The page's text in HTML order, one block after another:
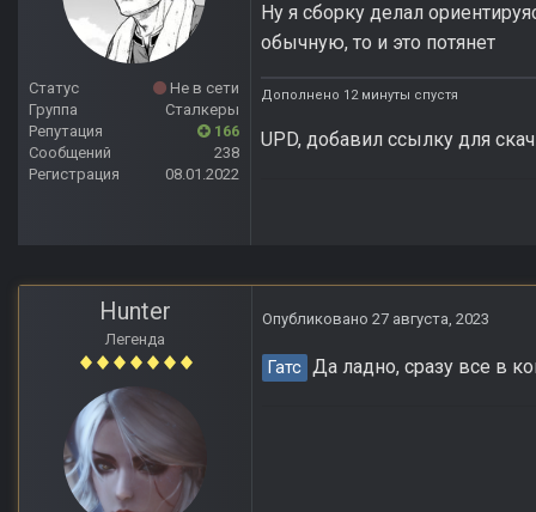
Статус
Не в сети
Группа
Сталкеры
Репутация
166
Сообщений
238
Регистрация
08.01.2022
Ну я сборку делал
обычную, то и это потянет
Дополнено 12 минуты спустя
UPD, добавил ссылку для
Hunter
Легенда
Опубликовано 27 августа, 2023
Гатс Да ладно, сразу все в